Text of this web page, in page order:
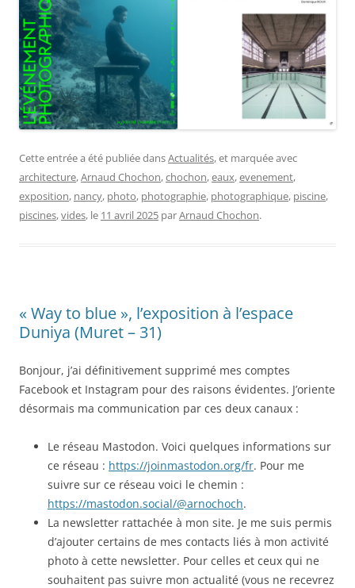
Cette entrée a été publiée dansActualités, et marquée avec
architecture,Arnaud Chochon,chochon,eaux,evenement,
exposition, nancy, photo, photographie, photographique, piscine,
piscines,vides, le 11 avril 2025 parArnaud Chochon.
« Way to blue », l’exposition à l’espace
Duniya (Muret – 31)
Bonjour, j’ai définitivement supprimé mes comptes
Facebook et Instagram pour des raisons évidentes. J’oriente
désormais ma communication par ces deux canaux :
Le réseau Mastodon. Voici quelques informations sur
ce réseau : https://joinmastodon.org/fr. Pour me
suivre sur ce réseau voici le chemin :
https://mastodon.social/@arnochoch.
La newsletter rattachée à mon site. Je me suis permis
d’ajouter certains de mes contacts liés à mon activité
photo à cette newsletter. Pour celles et ceux qui ne
souhaitent pas suivre mon actualité (vous ne recevrez